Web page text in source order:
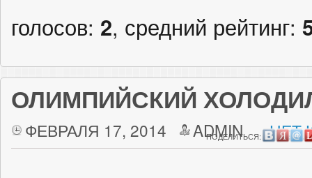
голосов: 2, средний рейтинг:
ОЛИМПИЙСКИЙ
ФЕВРАЛЯ 17, 2014 ADMIN НЕТ
ПОДЕЛИТЬСЯ: